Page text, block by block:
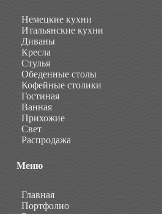
Немецкие кухни
Итальянские кухни
Диваны
Кресла
Стулья
Обеденные столы
Кофейные столики
Гостиная
Ванная
Прихожие
Свет
Распродажа
Меню
Главная
Портфолио